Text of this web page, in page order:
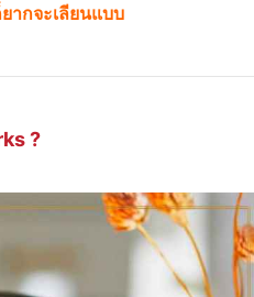
ากจะเลียนแบบ
?